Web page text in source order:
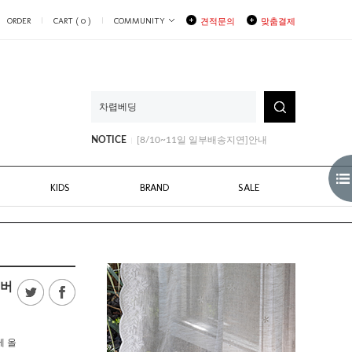
ORDER CART ( 0 ) COMMUNITY 견적문의 맞춤결제
NOTICE
[8월생일쿠폰안내]
[8/10~11일 일부배송지연]안내
KIDS BRAND SALE
올